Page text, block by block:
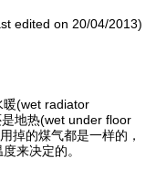
edited on 20/04/2013)
暖(wet radiator
地热(wet under floor
掉的煤气都是一样的，
来决定的。